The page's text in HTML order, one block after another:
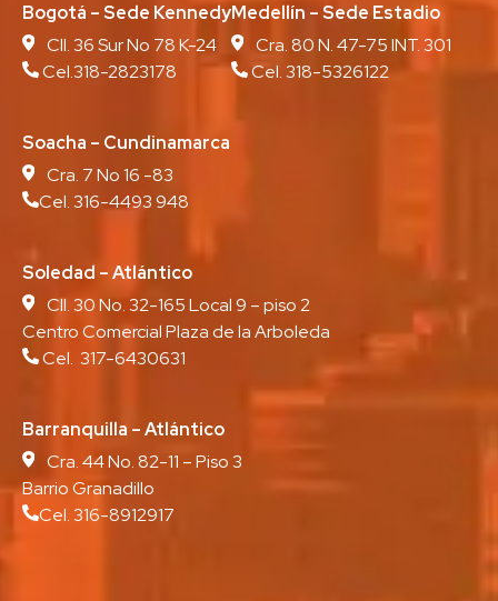
Bogotá – Sede Kennedy
Cll. 36 Sur No 78 K-24
Cel.318-2823178
Medellín – Sede Estadio
Cra. 80 N. 47-75 INT. 301
Cel. 318-5326122
Soacha – Cundinamarca
Cra. 7 No 16 -83
Cel. 316-4493 948
Soledad – Atlántico
Cll. 30 No. 32-165 Local 9 – piso 2
Centro Comercial Plaza de la Arboleda
Cel. 317-6430631
Barranquilla – Atlántico
Cra. 44 No. 82-11 – Piso 3
Barrio Granadillo
Cel. 316-8912917